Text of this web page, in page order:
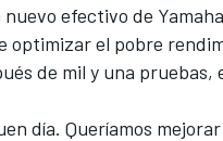
efectivo de
optimizar el pobre
de mil y una
día. Queríamos